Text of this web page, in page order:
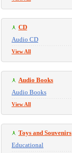
CD
Audio CD
View All
Audio Books
Audio Books
View All
Toys and Souvenirs
Educational